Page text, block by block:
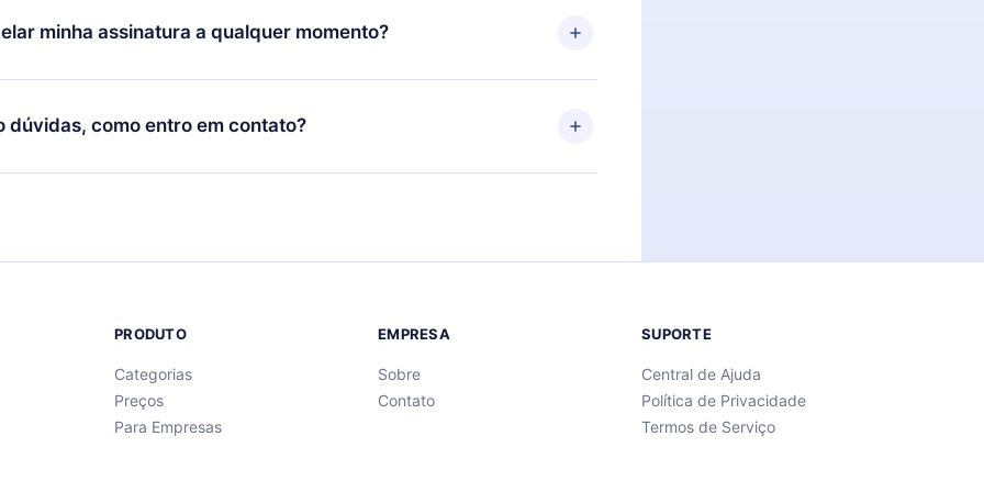
em 3 línguas (Inglês, espanhol e português) que você pode ler ou
momento através do nosso aplicativo disponível para iOS, Android e
minha assinatura a qualquer momento?
por não renovar sua assinatura do 12min, você pode cancelar a
e o próximo ciclo de cobrança não ocorrerá.
dúvidas, como entro em contato?
para entrar em contato porsupport@12min.com.
PRODUTO
Categorias
Preços
Para Empresas
EMPRESA
Sobre
Contato
SUPORTE
Central de Ajuda
Política de Privacidade
Termos de Serviço